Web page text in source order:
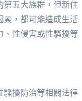
第五大族群，但新住
素，都可能造成生活
、性侵害或性騷擾等
騷擾防治等相關法律